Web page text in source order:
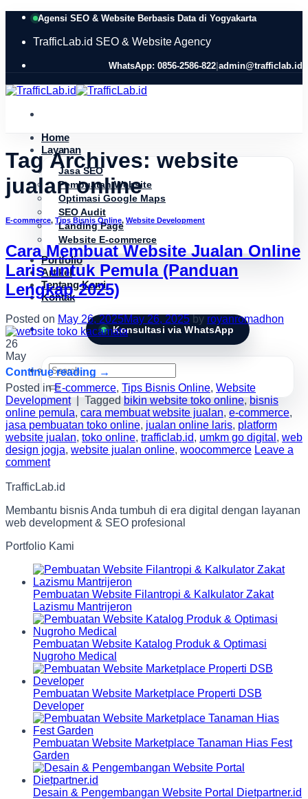
Skip
content
Agensi SEO & Website Berbasis Data di Yogyakarta
TrafficLab.id SEO & Website Agency
WhatsApp: 0856-2586-822|admin@trafficlab.id
Home
Layanan
Jasa SEO
Pembuatan Website
Optimasi Google Maps
SEO Audit
Landing Page
Website E-commerce
Portfolio
Artikel
Tentang Kami
Kontak
Konsultasi via WhatsApp
Search
for:
Tag Archives:website
jualan online
E-commerce, Tips Bisnis Online, Website Development
Cara Membuat Website Jualan Online
Laris untuk Pemula (Panduan
Lengkap 2025)
Posted on May 26, 2025May 26, 2025 by royanromadhon
26
May
Continue reading →
Posted inE-commerce, Tips Bisnis Online, Website
Development | Taggedbikin website toko online,bisnis
online pemula, cara membuat website jualan, e-commerce,
jasa pembuatan toko online, jualan online laris, platform
website jualan, toko online, trafficlab.id, umkm go digital , web
design jogja, website jualan online, woocommerce Leave a
comment
TrafficLab.id
Membantu bisnis Anda tumbuh di era digital dengan layanan
web development & SEO profesional
Portfolio Kami
Pembuatan Website Filantropi & Kalkulator Zakat
Lazismu Mantrijeron
Pembuatan Website Katalog Produk & Optimasi
Nugroho Medical
Pembuatan Website Marketplace Properti DSB
Developer
Pembuatan Website Marketplace Tanaman Hias Fest
Garden
Desain & Pengembangan Website Portal Dietpartner.id